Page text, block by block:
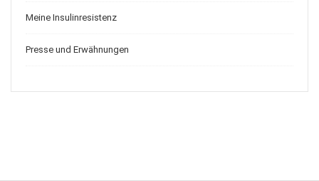
Meine Insulinresistenz
Presse und Erwähnungen